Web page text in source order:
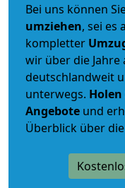
Bei uns können
umziehen, sei es
kompletter
wir über die
deutschlandweit
unterwegs.
Angebote und
Überblick über